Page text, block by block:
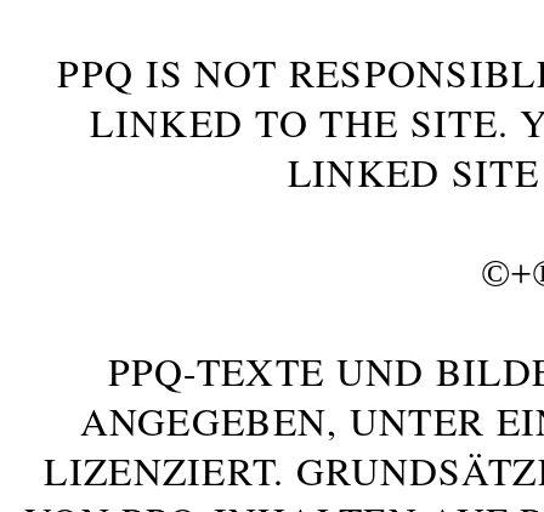
PPQ IS NOT
LINKED TO THE SITE.
LINKED
©+
PPQ-TEXTE UND
ANGEGEBEN, UNTER
LIZENZIERT.